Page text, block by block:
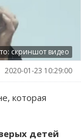
скриншот видео
2020-01-23 10:29:00
которая
детей